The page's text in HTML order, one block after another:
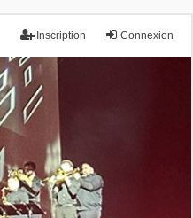
Connexion
Inscription